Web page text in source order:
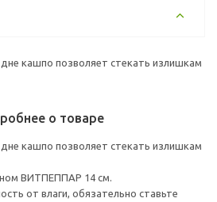
кашпо позволяет стекать излишкам
о товаре
кашпо позволяет стекать излишкам
ВИТПЕППАР 14 см.
от влаги, обязательно ставьте